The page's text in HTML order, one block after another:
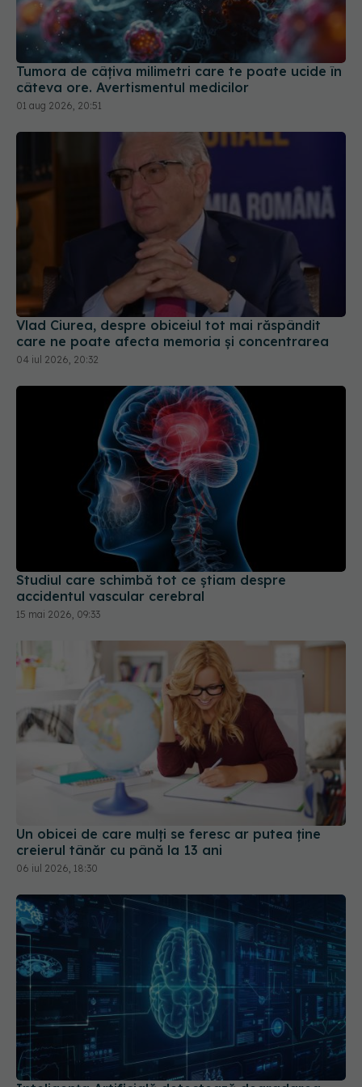
câteva ore. Avertismentul medicilor
01 aug 2026, 20:51
Vlad Ciurea, despre obiceiul tot mai răspândit
care ne poate afecta memoria și concentrarea
Studiul care schimbă tot ce știam despre
accidentul vascular cerebral
15 mai 2026, 09:33
Un obicei de care mulți se feresc ar putea ține
creierul tânăr cu până la 13 ani
Inteligența Artificială detectează degradarea
creierului cu acuratețe
30 ian 2026, 21:44